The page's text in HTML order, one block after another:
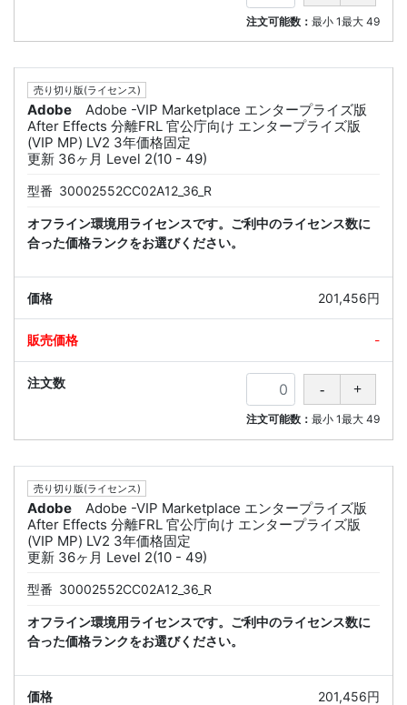
注文可能数： 最小 1最大 49
売り切り版(ライセンス)
Adobe
Adobe -VIP Marketplace エンタープライズ版
After Effects 分離FRL 官公庁向け エンタープライズ版
(VIP MP) LV2 3年価格固定
更新 36ヶ月 Level 2(10 - 49)
型番 30002552CC02A12_36_R
オフライン環境用ライセンスです。ご利中のライセンス数に
合った価格ランクをお選びください。
201,456円
-
注文可能数： 最小 1最大 49
売り切り版(ライセンス)
Adobe
Adobe -VIP Marketplace エンタープライズ版
After Effects 分離FRL 官公庁向け エンタープライズ版
(VIP MP) LV2 3年価格固定
更新 36ヶ月 Level 2(10 - 49)
型番 30002552CC02A12_36_R
オフライン環境用ライセンスです。ご利中のライセンス数に
合った価格ランクをお選びください。
201,456円